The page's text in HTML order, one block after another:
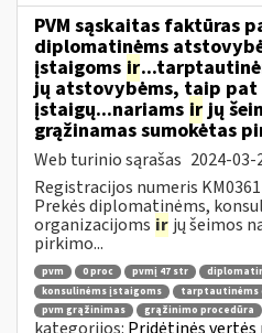
PVM sąskaitas faktūras
diplomatinėms
įstaigoms ir
jų atstovybėms, taip
įstaigų...nariams irjų
grąžinamas sumokėtas
Web turinio sąrašas 2024-03-
Registracijos numeris
Prekės diplomatinėms,
organizacijoms ir jų šeimos
pirkimo...
pvm 0 proc pvmį 47 str
konsulinėms įstaigoms
tarptautinėms
pvm grąžinimas
grąžinimo procedūra